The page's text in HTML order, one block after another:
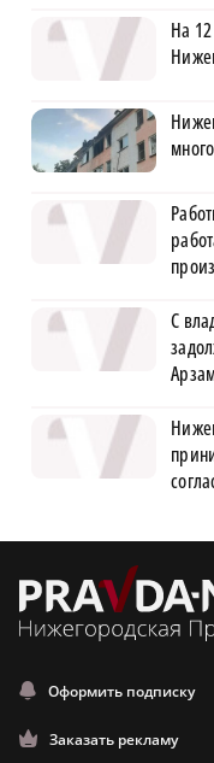
На
С
Оформить подписку
Заказать рекламу